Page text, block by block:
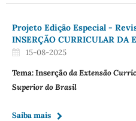
Projeto Edição Especial -
INSERÇÃO CURRICULAR DA
15-08-2025
Tema: Inserçãoda Extensão
Superior do Brasil
Saiba mais